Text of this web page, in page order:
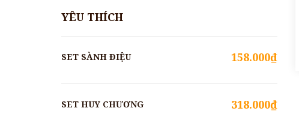
YÊU THÍCH
SET SÀNH ĐIỆU 158.000₫
SET HUY CHƯƠNG 318.000₫